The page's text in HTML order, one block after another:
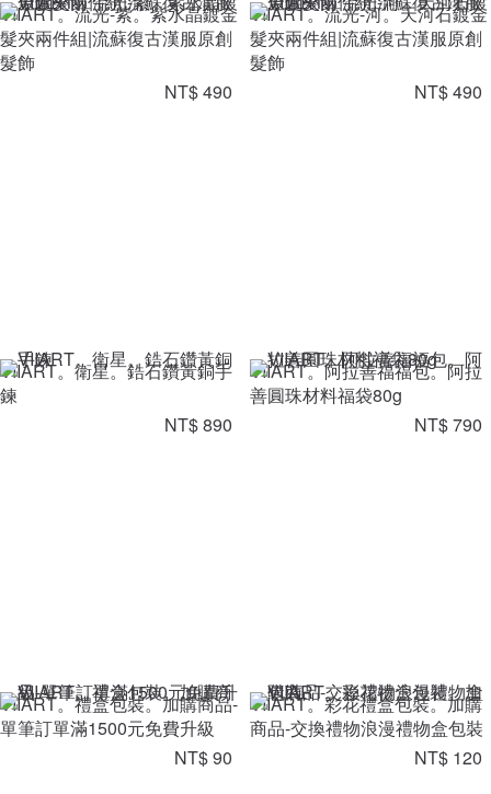
VIIART。流光-紫。紫水晶鍍金
髮夾兩件組|流蘇復古漢服原創
髮飾
NT$ 490
VIIART。流光-河。天河石鍍金
髮夾兩件組|流蘇復古漢服原創
髮飾
NT$ 490
VIIART。衛星。鋯石鑽黃銅手
鍊
NT$ 890
VIIART。阿拉善福福包。阿拉
善圓珠材料福袋80g
NT$ 790
VIIART。禮盒包裝。加購商品-
單筆訂單滿1500元免費升級
NT$ 90
VIIART。彩花禮盒包裝。加購
商品-交換禮物浪漫禮物盒包裝
NT$ 120